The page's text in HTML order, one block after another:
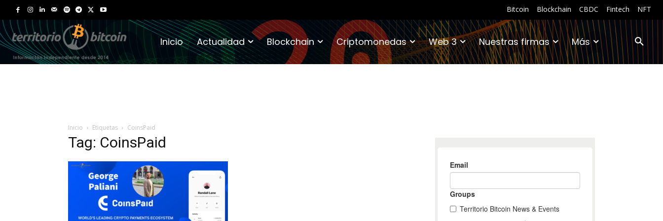
Bitcoin Blockchain CBDC Fintech NFT
Inicio Actualidad Blockchain Criptomonedas Web 3 Nuestras firmas Más
Inicio Etiquetas CoinsPaid
Tag: CoinsPaid